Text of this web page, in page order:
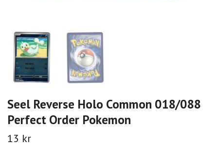
Seel Reverse Holo Common 018/088
Perfect Order Pokemon
13 kr